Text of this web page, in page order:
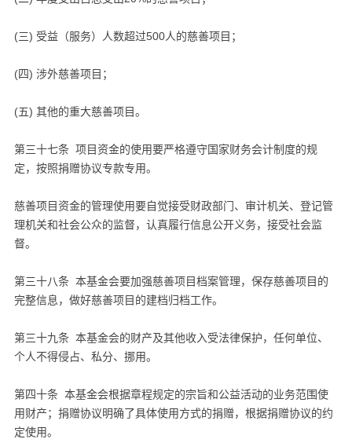
(三) 受益（服务）人数超过500人的慈善项目；
(四) 涉外慈善项目；
(五) 其他的重大慈善项目。
第三十七条 项目资金的使用要严格遵守国家财务会计制度的规
定，按照捐赠协议专款专用。
慈善项目资金的管理使用要自觉接受财政部门、审计机关、登记管
理机关和社会公众的监督，认真履行信息公开义务，接受社会监
督。
第三十八条 本基金会要加强慈善项目档案管理，保存慈善项目的
完整信息，做好慈善项目的建档归档工作。
第三十九条 本基金会的财产及其他收入受法律保护，任何单位、
个人不得侵占、私分、挪用。
第四十条 本基金会根据章程规定的宗旨和公益活动的业务范围使
用财产；捐赠协议明确了具体使用方式的捐赠，根据捐赠协议的约
定使用。